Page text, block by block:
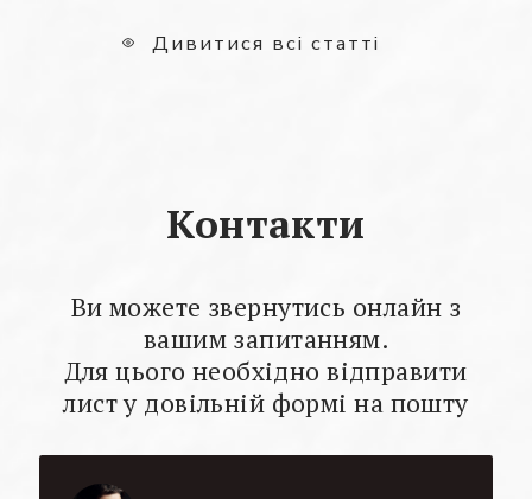
Дивитися всі статті
Контакти
Ви можете звернутись онлайн з
вашим запитанням.
Для цього необхідно відправити
лист у довільній формі на пошту